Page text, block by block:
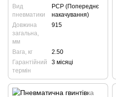
Вид
пневматики
PCP (Попереднє
накачування)
Довжина
загальна,
мм
915
Вага, кг
2.50
Гарантійний
термін
3 місяці